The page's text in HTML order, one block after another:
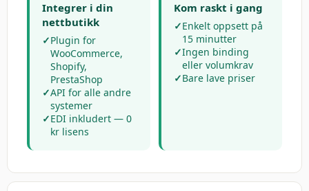
Integrer i din
nettbutikk
✓Plugin for
WooCommerce,
Shopify,
PrestaShop
✓API for alle andre
systemer
✓EDI inkludert — 0
kr lisens
Kom raskt i gang
✓Enkelt oppsett på
15 minutter
✓Ingen binding
eller volumkrav
✓Bare lave priser